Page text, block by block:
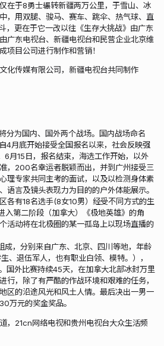
在于8勇士辗转新疆两万公里，于雪山、冰
，用双腿、骏马、赛车、跳伞、热气球、直
，更在于它一改以往《生存大挑战》由广东
广东电视台、新疆电视台和民营企业北京维
项目公司进行制作和营销！
化传媒有限公司，新疆电视台共同制作
分为国内、国外两个战场。国内战场命名
4月底开始接受全国报名以来，社会反映强
月15日，报名结束，海选工作开始，以外
，200名幸运者脱颖而出，并到广州接受三
理专家共同主考的面试，以及以检测身体素
语言及镜头表现力为目的的户外体能展示。
各有18名选手(8女10男）经受不同方式的生
入第二阶段（加拿大）《极地英雄》的角
活动将在北极圈的某一孤岛上以现场直播的
成，分别来自广东、北京、四川等地，年龄
、退伍军人，也有职业白领、模特。），
国外比赛持续45天，在加拿大北部冰封万里
行，除了有严酷的作战环境和艰难的任务，
区的沿途风光和风土人情。最后决出一男一
万元的奖金奖品。
，21cn网络电视和贵州电视台大众生活频